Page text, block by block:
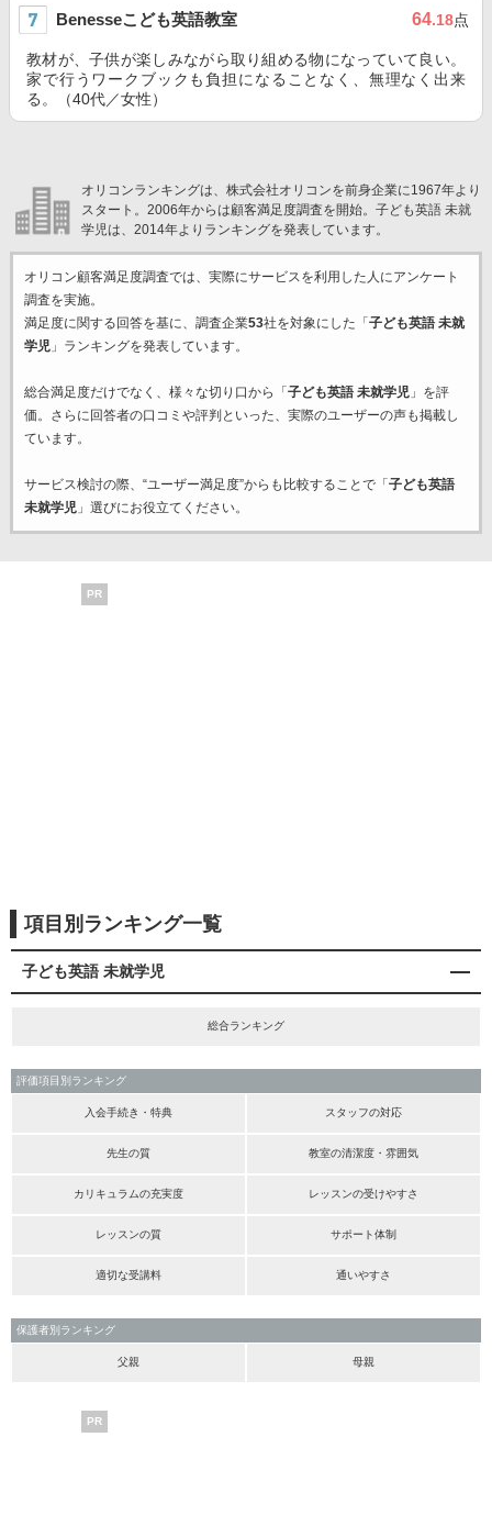
Benesseこども英語教室 64.18点
教材が、子供が楽しみながら取り組める物になっていて良い。
家で行うワークブックも負担になることなく、無理なく出来
る。（40代／女性）
オリコンランキングは、株式会社オリコンを前身企業に1967年より
スタート。2006年からは顧客満足度調査を開始。子ども英語 未就
学児は、2014年よりランキングを発表しています。
オリコン顧客満足度調査では、実際にサービスを利用した 人にアンケート
調査を実施。
満足度に関する回答を基に、調査企業53社を対象にした「 子ども英語 未就
学児」ランキングを発表しています。
総合満足度だけでなく、様々な切り口から「 子ども英語 未就学児」を評
価。さらに回答者の口コミや評判といった、実際のユーザーの声も掲載し
ています。
サービス検討の際、“ユーザー満足度”からも比較することで「 子ども英語
未就学児」選びにお役立てください。
PR
項目別ランキング一覧
子ども英語 未就学児
総合ランキング
評価項目別ランキング
入会手続き・特典 スタッフの対応
先生の質 教室の清潔度・雰囲気
カリキュラムの充実度 レッスンの受けやすさ
レッスンの質 サポート体制
適切な受講料 通いやすさ
保護者別ランキング
父親 母親
PR